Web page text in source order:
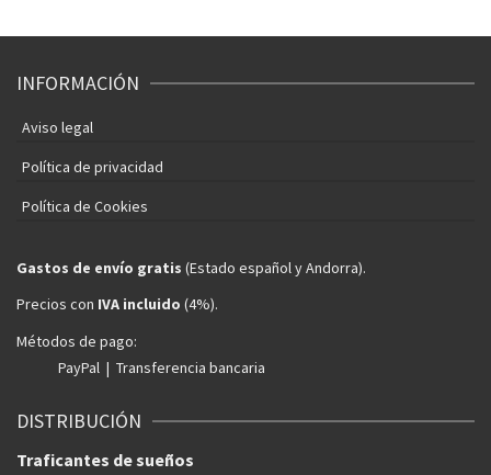
INFORMACIÓN
Aviso legal
Política de privacidad
Política de Cookies
Gastos de envío gratis (Estado español y Andorra).
Precios con IVA incluido (4%).
Métodos de pago:
PayPal | Transferencia bancaria
DISTRIBUCIÓN
Traficantes de sueños